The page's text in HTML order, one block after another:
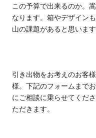
この予算で出来るのか。
なります。箱やデザイン
山の課題があると思います
引き出物をお考えのお客
様。下記のフォームまで
にご相談に乗らせてくだ
ただきます。